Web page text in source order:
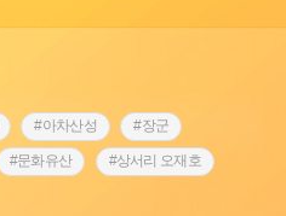
#아차산성 #장군
#문화유산 #상서리 오재호